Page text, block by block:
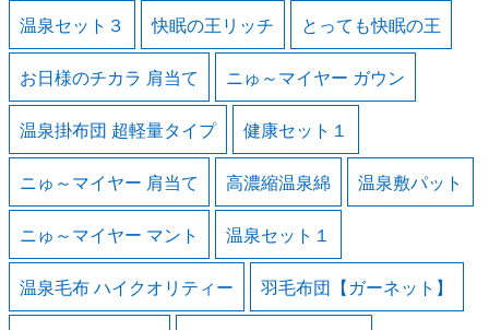
温泉セット３ 快眠の王リッチ とっても快眠の王
お日様のチカラ 肩当て ニゅ～マイヤー ガウン
温泉掛布団 超軽量タイプ 健康セット１
ニゅ～マイヤー 肩当て 高濃縮温泉綿 温泉敷パット
ニゅ～マイヤー マント 温泉セット１
温泉毛布 ハイクオリティー 羽毛布団【ガーネット】